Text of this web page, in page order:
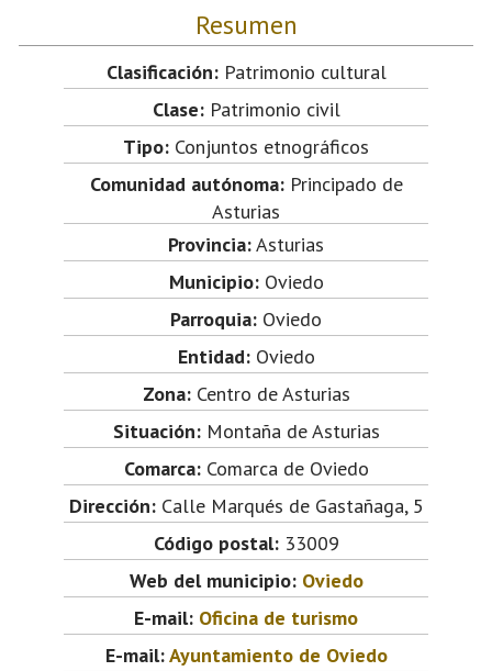
Resumen
Clasificación:Patrimonio cultural
Clase:Patrimonio civil
Tipo: Conjuntos etnográficos
Comunidad autónoma:Principado de
Asturias
Provincia:Asturias
Municipio:Oviedo
Parroquia: Oviedo
Entidad:Oviedo
Zona:Centro de Asturias
Situación:Montaña de Asturias
Comarca:Comarca de Oviedo
Dirección:Calle Marqués de Gastañaga, 5
Código postal:33009
Web del municipio: Oviedo
E-mail: Oficina de turismo
E-mail:Ayuntamiento de Oviedo